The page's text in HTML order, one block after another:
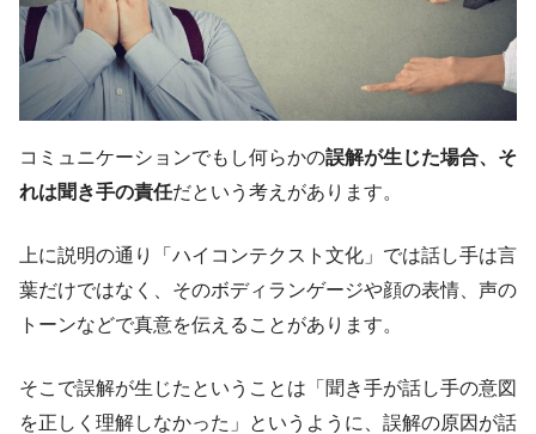
コミュニケーションでもし何らかの誤解が生じた場合、そ
れは聞き手の責任だという考えがあります。
上に説明の通り「ハイコンテクスト文化」では話し手は言
葉だけではなく、そのボディランゲージや顔の表情、声の
トーンなどで真意を伝えることがあります。
そこで誤解が生じたということは「聞き手が話し手の意図
を正しく理解しなかった」というように、誤解の原因が話